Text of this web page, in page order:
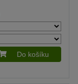
Do košíku